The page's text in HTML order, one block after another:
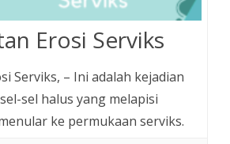
Erosi Serviks
Serviks, – Ini adalah kejadian
sel halus yang melapisi
ke permukaan serviks.